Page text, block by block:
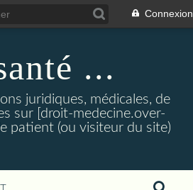
Connexion
...
juridiques, médicales, de
sur [droit-medecine.over-
patient (ou visiteur du site)